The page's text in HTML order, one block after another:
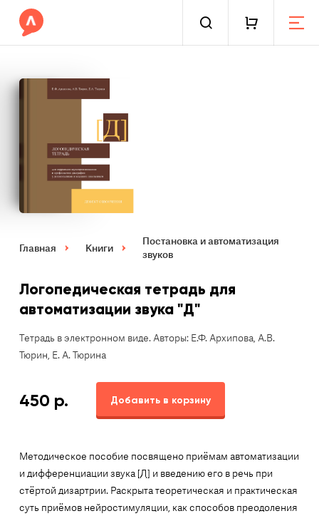
Главная Книги
Постановка и автоматизация
звуков
Логопедическая тетрадь для
автоматизации звука "Д"
Тетрадь в электронном виде. Авторы: Е.Ф. Архипова, А.В.
Тюрин, Е. А. Тюрина
450 р. Добавить в корзину
Методическое пособие посвящено приёмам автоматизации
и дифференциации звука [Д] и введению его в речь при
стёртой дизартрии. Раскрыта теоретическая и практическая
суть приёмов нейростимуляции, как способов преодоления